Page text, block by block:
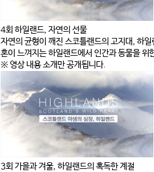
4회 하일랜드, 자연의 선물
자연의 균형이 깨진 스코틀랜드의 고지대, 하
혼이 느껴지는 하일랜드에서 인간과 동물을 위
※ 영상 내용 소개만 공개됩니다.
3회 가을과 겨울, 하일랜드의 혹독한 계절